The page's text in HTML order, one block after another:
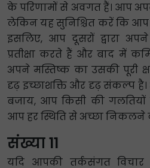
के परिणामों से अवगत हैं। आप
लेकिन यह सुनिश्चित करें कि आप
इसलिए, आप दूसरों द्वारा
प्रतीक्षा करते हैं और बाद में
अपने मस्तिष्क का उसकी पूरी
दृढ़ इच्छाशक्ति और दृढ़ संकल्प
बजाय, आप किसी की गलतियों
आप हर स्थिति से अच्छा निकलने
संख्या 11
यदि आपकी तर्कसंगत